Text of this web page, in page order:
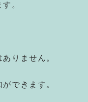
。
りません。
できます。